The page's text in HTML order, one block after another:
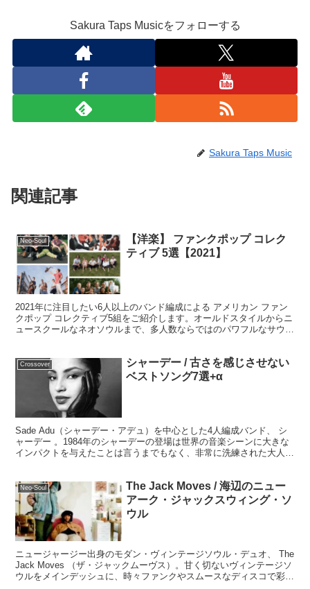
Sakura Taps Musicをフォローする
Sakura Taps Music
関連記事
Neo-Soul
【洋楽】 ファンクポップ コレク
ティブ 5選【2021】
2021年に注目したい6人以上のバンド編成による アメリカン ファン
クポップ コレクティブ5組をご紹介します。オールドスタイルからニ
ュースクールなネオソウルまで、多人数ならではのパワフルなサウン
Crossover
シャーデー / 古さを感じさせない
ベストソング7選+α
Sade Adu（シャーデー・アデュ）を中心とした4人編成バンド、 シ
ャーデー 。1984年のシャーデーの登場は世界の音楽シーンに大きな
インパクトを与えたことは言うまでもなく、非常に洗練された大人の
Neo-Soul
The Jack Moves / 海辺のニュー
アーク・ジャックスウィング・ソ
ウル
ニュージャージー出身のモダン・ヴィンテージソウル・デュオ、 The
Jack Moves （ザ・ジャックムーヴス）。甘く切ないヴィンテージソ
ウルをメインデッシュに、時々ファンクやスムースなディスコで彩り